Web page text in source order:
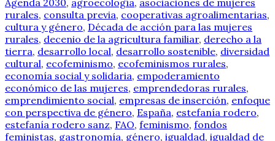
rurales, consulta previa, cooperativas agroalimentarias,
cultura y género, Década de acción para las mujeres
rurales, decenio de la agricultura familiar, derecho a la
tierra, desarrollo local, desarrollo sostenible, diversidad
cultural, ecofeminismo, ecofeminismos rurales,
economía social y solidaria, empoderamiento
económico de las mujeres, emprendedoras rurales,
emprendimiento social, empresas de inserción, enfoque
con perspectiva de género, España, estefanía rodero,
estefanía rodero sanz, FAO, feminismo, fondos
feministas, gastronomía, género, igualdad, igualdad de